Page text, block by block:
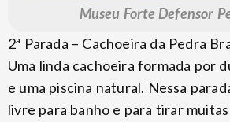
Museu Forte Defensor
2ª Parada – Cachoeira da Pedra
Uma linda cachoeira formada por
e uma piscina natural. Nessa
livre para banho e para tirar